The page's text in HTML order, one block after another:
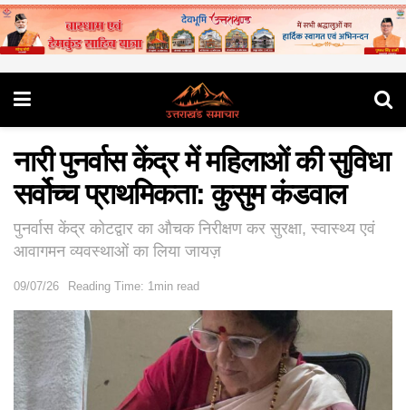
नारी पुनर्वास केंद्र में महिलाओं की सुविधा
सर्वोच्च प्राथमिकता: कुसुम कंडवाल
पुनर्वास केंद्र कोटद्वार का औचक निरीक्षण कर सुरक्षा, स्वास्थ्य एवं
आवागमन व्यवस्थाओं का लिया जायज़
09/07/26 Reading Time: 1min read